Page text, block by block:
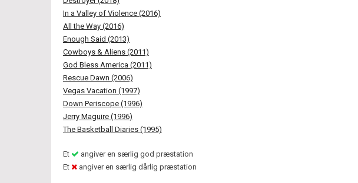
In a Valley of Violence (2016)
All the Way (2016)
Enough Said (2013)
Cowboys & Aliens (2011)
God Bless America (2011)
Rescue Dawn (2006)
Vegas Vacation (1997)
Down Periscope (1996)
Jerry Maguire (1996)
The Basketball Diaries (1995)
Et
angiver en særlig god præstation
Et
angiver en særlig dårlig præstation